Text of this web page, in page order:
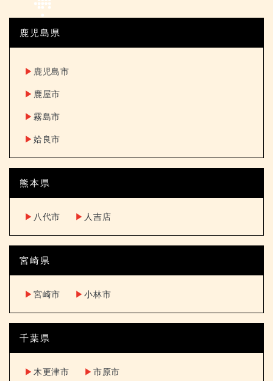
鹿児島県
▶︎ 鹿児島市
▶︎ 鹿屋市
▶︎ 霧島市
▶︎ 姶良市
熊本県
▶︎ 八代市 ▶︎ 人吉店
宮崎県
▶︎ 宮崎市 ▶︎小林市
千葉県
▶︎ 木更津市 ▶︎ 市原市